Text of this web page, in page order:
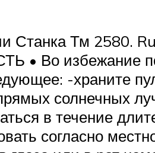
Станка Тм 2580.
• Во избежание
-храните
солнечных
в течение
согласно